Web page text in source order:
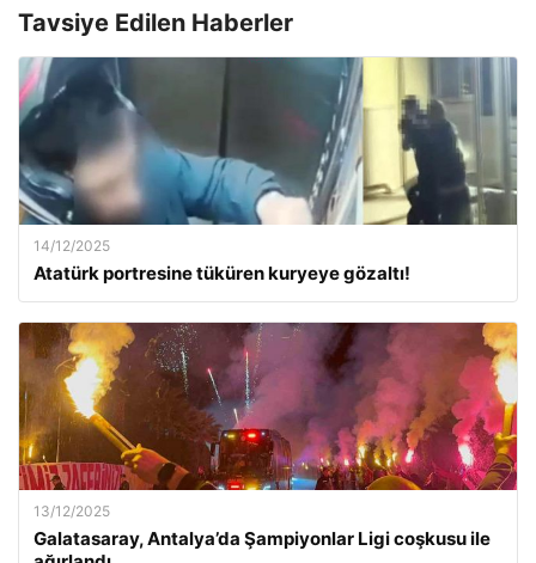
Tavsiye Edilen Haberler
14/12/2025
Atatürk portresine tüküren kuryeye gözaltı!
13/12/2025
Galatasaray, Antalya’da Şampiyonlar Ligi coşkusu ile